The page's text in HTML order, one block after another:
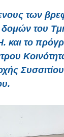
των
του
και το
Συσσιτίου